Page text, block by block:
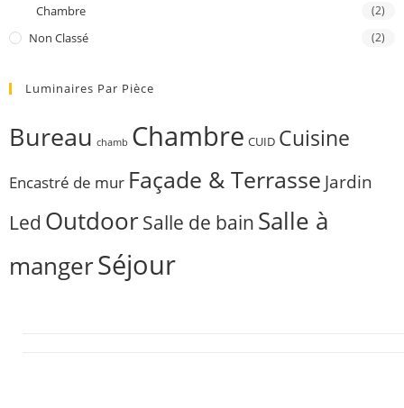
Chambre (2)
Non Classé (2)
Luminaires Par Pièce
Bureau chamb Chambre CUID Cuisine
Encastré de mur Façade & Terrasse Jardin
Led OutdoorSalle de bain Salle à
mangerSéjour